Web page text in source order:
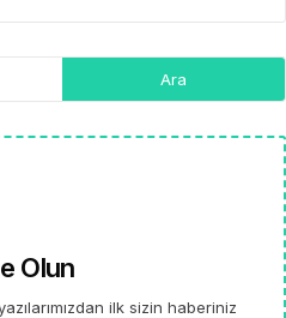
Olun
ilk sizin haberiniz